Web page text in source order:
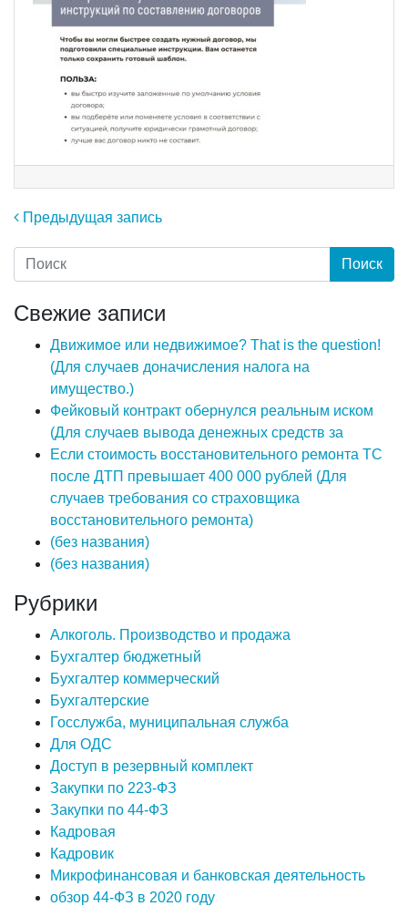
Навигация по записям
Предыдущая запись
Свежие записи
Движимое или недвижимое? That is the question!
(Для случаев доначисления налога на
имущество.)
Фейковый контракт обернулся реальным иском
(Для случаев вывода денежных средств за
Если стоимость восстановительного ремонта ТС
после ДТП превышает 400 000 рублей (Для
случаев требования со страховщика
восстановительного ремонта)
(без названия)
(без названия)
Рубрики
Алкоголь. Производство и продажа
Бухгалтер бюджетный
Бухгалтер коммерческий
Бухгалтерские
Госслужба, муниципальная служба
Для ОДС
Доступ в резервный комплект
Закупки по 223-ФЗ
Закупки по 44-ФЗ
Кадровая
Кадровик
Микрофинансовая и банковская деятельность
обзор 44-ФЗ в 2020 году